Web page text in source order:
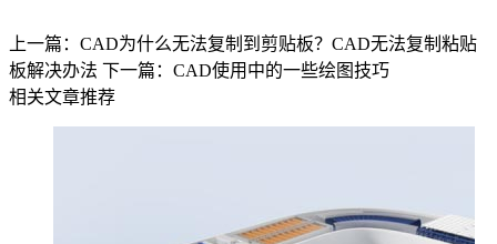
上一篇：CAD为什么无法复制到剪贴板？CAD无法复制粘贴
板解决办法 下一篇：CAD使用中的一些绘图技巧
相关文章推荐